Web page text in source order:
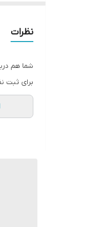
کنترل دو
حالت
چرخش ۳۶۰ درجه لوله خرطومی
دارای
نظرات
شما هم
برای ثبت